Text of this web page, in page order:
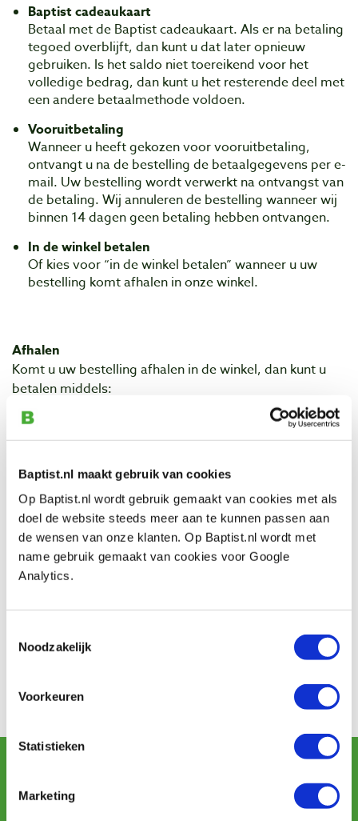
Baptist.nl maakt gebruik van cookies
Op Baptist.nl wordt gebruik gemaakt van cookies met als
doel de website steeds meer aan te kunnen passen aan
de wensen van onze klanten. Op Baptist.nl wordt met
name gebruik gemaakt van cookies voor Google
Analytics.
Noodzakelijk
Voorkeuren
Statistieken
Marketing
Baptist cadeaukaart
Betaal met de Baptist cadeaukaart. Als er na betaling
tegoed overblijft, dan kunt u dat later opnieuw
gebruiken. Is het saldo niet toereikend voor het
volledige bedrag, dan kunt u het resterende deel met
een andere betaalmethode voldoen.
Vooruitbetaling
Wanneer u heeft gekozen voor vooruitbetaling,
ontvangt u na de bestelling de betaalgegevens per e-
mail. Uw bestelling wordt verwerkt na ontvangst van
de betaling. Wij annuleren de bestelling wanneer wij
binnen 14 dagen geen betaling hebben ontvangen.
In de winkel betalen
Of kies voor “in de winkel betalen” wanneer u uw
bestelling komt afhalen in onze winkel.
Afhalen
Komt u uw bestelling afhalen in de winkel, dan kunt u
betalen middels:
pinbetaling
Visa of Mastercard
Baptist cadeaukaart
PAS Arnhem
Wij accepteren ook de PAS Arnhem cadeaukaart in de
winkel. Deze is alleennietop de webshop in te
wisselen.